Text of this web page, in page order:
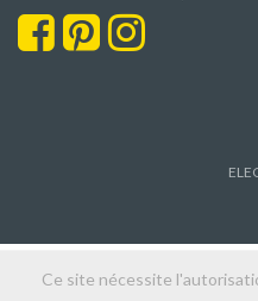
Ce site nécessite